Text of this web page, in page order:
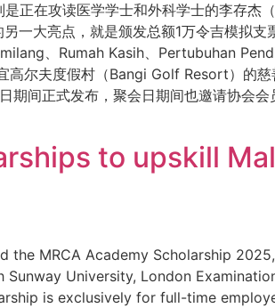
正在攻读医学学士和外科学士的李存杰
一大亮点，就是颁发总额1万令吉模拟支
、Rumah Kasih、Pertubuhan
尔夫度假村（Bangi Golf Resort）的慈
期间正式发布，聚会日期间也邀请协会会
to upskill
the MRCA Academy Scholarship
University, London
is exclusively for full-time